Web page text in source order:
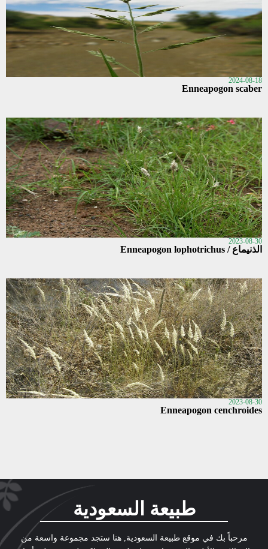
2024-08-18
Enneapogon scaber
2023-08-30
الذنيماع / Enneapogon lophotrichus
2023-08-30
Enneapogon cenchroides
طبيعة السعودية
مرحباً بك في موقع طبيعة السعودية, هنا ستجد مجموعة واسعة من